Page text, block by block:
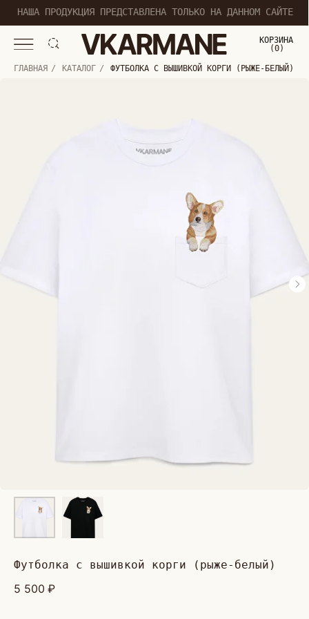
НАША ПРОДУКЦИЯ ПРЕДСТАВЛЕНА ТОЛЬКО НА ДАННОМ САЙТЕ
КОРЗИНА
(0)
0
ГЛАВНАЯ / КАТАЛОГ / ФУТБОЛКА С ВЫШИВКОЙ КОРГИ (РЫЖЕ-БЕЛЫЙ)
футболка с вышивкой корги (рыже-белый)
5 500 ₽